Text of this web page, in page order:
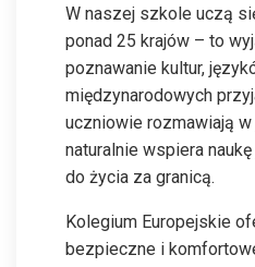
W naszej szkole uczą
ponad 25 krajów – to
poznawanie kultur,
międzynarodowych
uczniowie rozmawiają
naturalnie wspiera
do życia za granicą.
Kolegium Europejskie
bezpieczne i